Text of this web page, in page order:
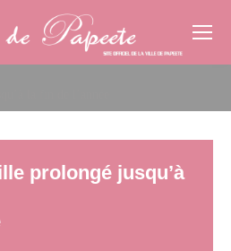
prolongé jusqu’à